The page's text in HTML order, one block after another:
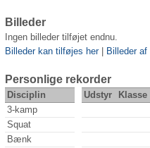
Billeder
Ingen billeder tilføjet endnu.
Billeder kan tilføjes her| Billeder
Personlige rekorder
Disciplin Udstyr Klasse
3-kamp
Squat
Bænk